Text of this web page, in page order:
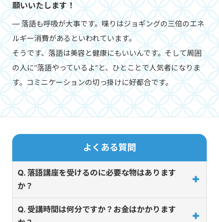
願いいたします！
― 落語も呼吸が大事です。喋りはジョギングの三倍のエネ
ルギー消費があるといわれています。
そうです、落語は美容と健康にもいいんです。そして周囲
の人に“落語やっているよ”と、ひとことで人気者になりま
す。コミニケーションの切っ掛けに好都合です。
よくある質問
Q. 落語講座を受けるのに必要な物はあります
か？
Q. 受講時間は何分ですか？お金はかかります